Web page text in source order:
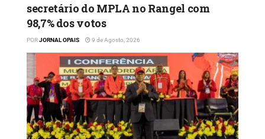
secretário do MPLA no Rangel com
98,7% dos votos
PORJORNAL OPAIS 9 de Agosto, 2026